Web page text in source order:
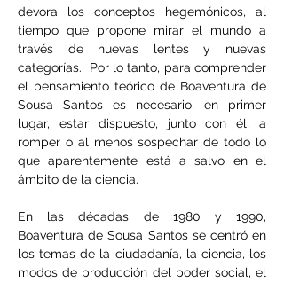
devora los conceptos hegemónicos, al
tiempo que propone mirar el mundo a
través de nuevas lentes y nuevas
categorías.  Por lo tanto, para comprender
el pensamiento teórico de Boaventura de
Sousa Santos es necesario, en primer
lugar, estar dispuesto, junto con él, a
romper o al menos sospechar de todo lo
que aparentemente está a salvo en el
ámbito de la ciencia.
En las décadas de 1980 y 1990,
Boaventura de Sousa Santos se centró en
los temas de la ciudadanía, la ciencia, los
modos de producción del poder social, el